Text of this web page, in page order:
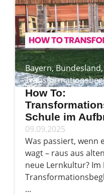
Bayern,Bundesland
How To:
Schule im
09.09.2025
Was passiert, wenn
wagt – raus aus
neue Lernkultur?
...